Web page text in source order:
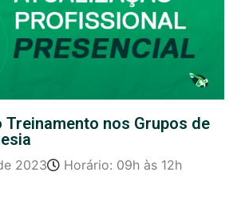
nos Grupos de
2023 Horário: 09h às 12h